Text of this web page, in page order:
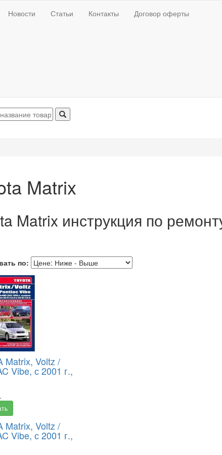
Новости Статьи Контакты Договор оферты
Matrix
Matrix инструкция по
по:
Matrix, Voltz /
Vibe, с 2001 г.,
Matrix, Voltz /
Vibe, с 2001 г.,